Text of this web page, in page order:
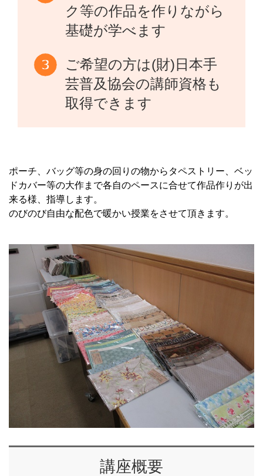
ク等の作品を作りながら
基礎が学べます
ご希望の方は(財)日本手
芸普及協会の講師資格も
取得できます
ポーチ、バッグ等の身の回りの物からタペストリー、ベッ
ドカバー等の大作まで各自のペースに合せて作品作りが出
来る様、指導します。
のびのび自由な配色で暖かい授業をさせて頂きます。
講座概要